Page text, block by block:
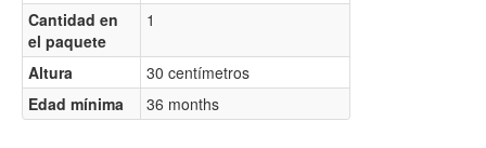
Cantidad en
el paquete
1
Altura
30 centímetros
Edad mínima
36 months